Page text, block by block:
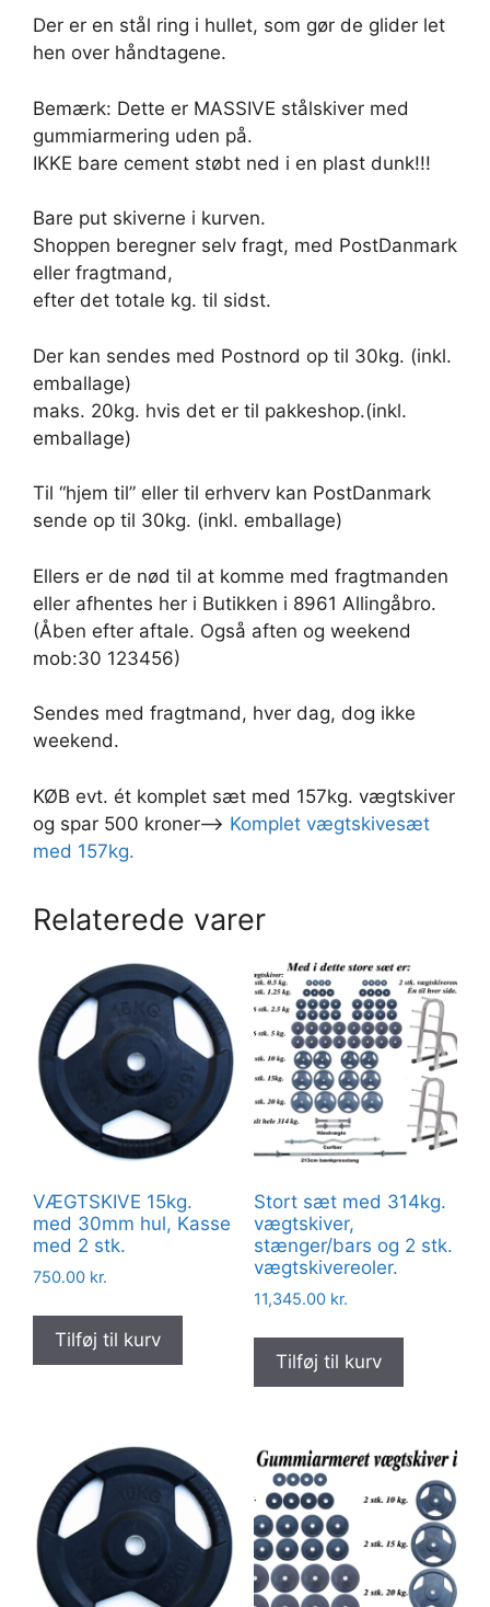
Der er en stål ring i hullet, som gør de glider let
hen over håndtagene.
Bemærk: Dette er MASSIVE stålskiver med
gummiarmering uden på.
IKKE bare cement støbt ned i en plast dunk!!!
Bare put skiverne i kurven.
Shoppen beregner selv fragt, med PostDanmark
eller fragtmand,
efter det totale kg. til sidst.
Der kan sendes med Postnord op til 30kg. (inkl.
emballage)
maks. 20kg. hvis det er til pakkeshop.(inkl.
emballage)
Til “hjem til” eller til erhverv kan PostDanmark
sende op til 30kg. (inkl. emballage)
Ellers er de nød til at komme med fragtmanden
eller afhentes her i Butikken i 8961 Allingåbro.
(Åben efter aftale. Også aften og weekend
mob:30 123456)
Sendes med fragtmand, hver dag, dog ikke
weekend.
KØB evt. ét komplet sæt med 157kg. vægtskiver
og spar 500 kroner—> Komplet vægtskivesæt
med 157kg.
Relaterede varer
VÆGTSKIVE 15kg.
med 30mm hul, Kasse
med 2 stk.
750.00 kr.
Tilføj til kurv
Stort sæt med 314kg.
vægtskiver,
stænger/bars og 2 stk.
vægtskivereoler.
11,345.00 kr.
Tilføj til kurv